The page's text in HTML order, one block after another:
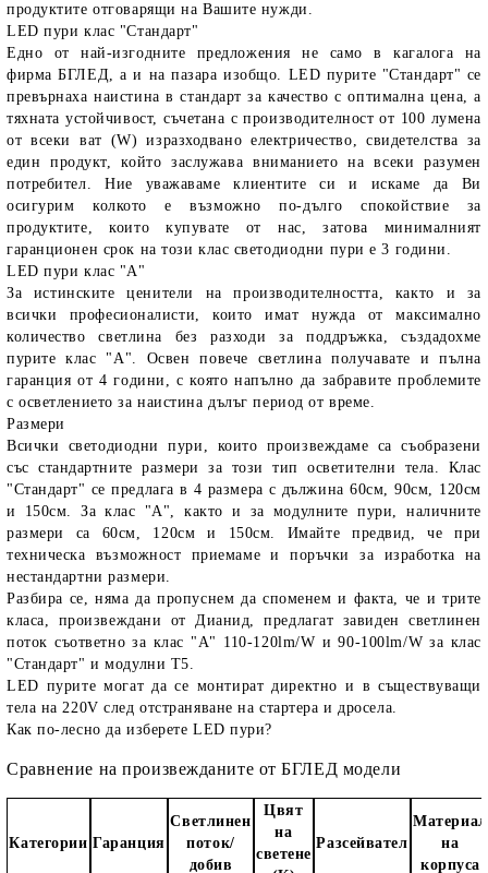
продуктите отговарящи на Вашите нужди.
LED пури клас "Стандарт"
Едно от най-изгодните предложения не само в кагалога на
фирма БГЛЕД, а и на пазара изобщо. LED пурите "Стандарт" се
превърнаха наистина в стандарт за качество с оптимална цена, а
тяхната устойчивост, съчетана с производителност от 100 лумена
от всеки ват (W) изразходвано електричество, свидетелства за
един продукт, който заслужава вниманието на всеки разумен
потребител. Ние уважаваме клиентите си и искаме да Ви
осигурим колкото е възможно по-дълго спокойствие за
продуктите, които купувате от нас, затова минималният
гаранционен срок на този клас светодиодни пури е 3 години.
LED пури клас "A"
За истинските ценители на производителността, както и за
всички професионалисти, които имат нужда от максимално
количество светлина без разходи за поддръжка, създадохме
пурите клас "А". Освен повече светлина получавате и пълна
гаранция от 4 години, с която напълно да забравите проблемите
с осветлението за наистина дълъг период от време.
Размери
Всички светодиодни пури, които произвеждаме са съобразени
със стандартните размери за този тип осветителни тела. Клас
"Стандарт" се предлага в 4 размера с дължина 60см, 90см, 120см
и 150см. За клас "А", както и за модулните пури, наличните
размери са 60см, 120см и 150см. Имайте предвид, че при
техническа възможност приемаме и поръчки за изработка на
нестандартни размери.
Разбира се, няма да пропуснем да споменем и факта, че и трите
класа, произвеждани от Дианид, предлагат завиден светлинен
поток съответно за клас "А" 110-120lm/W и 90-100lm/W за клас
"Стандарт" и модулни Т5.
LED пурите могат да се монтират директно и в съществуващи
тела на 220V след отстраняване на стартера и дросела.
Как по-лесно да изберете LED пури?
Сравнение на произвежданите от БГЛЕД модели
Категории Гаранция
Светлинен
поток/
добив
Цвят
на
светене
Разсейвател
Материал
на
корпуса